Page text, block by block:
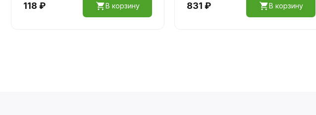
118 ₽ В корзину 831 ₽ В корзину